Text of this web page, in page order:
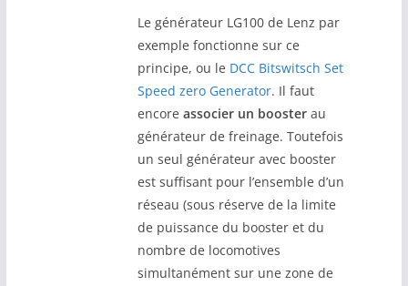
Le générateur LG100 de Lenz par
exemple fonctionne sur ce
principe, ou le DCC Bitswitsch Set
Speed zero Generator. Il faut
encore associer un boosterau
générateur de freinage. Toutefois
un seul générateur avec booster
est suffisant pour l’ensemble d’un
réseau (sous réserve de la limite
de puissance du booster et du
nombre de locomotives
simultanément sur une zone de